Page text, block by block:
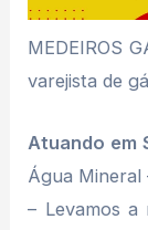
MEDEIROS
varejista de
Atuando em
Água Mineral
– Levamos a